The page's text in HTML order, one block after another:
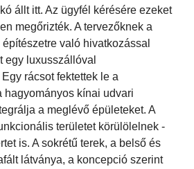
állt itt. Az ügyfél kérésére ezeket
megőrizték. A tervezőknek a
való hivatkozással
egy luxusszállóval
rácsot fektettek le a
hagyományos kínai udvari
a meglévő épületeket. A
területet körülölelnek -
is. A sokrétű terek, a belső és
látványa, a koncepció szerint